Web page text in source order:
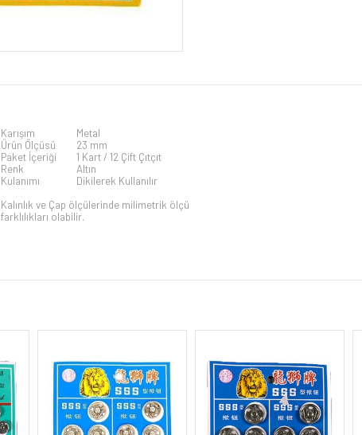
Karışım
Metal
Ürün Ölçüsü
23 mm
Paket İçeriği
1 Kart / 12 Çift Çıtçıt
Renk
Altın
Kulanımı
Dikilerek Kullanılır
Kalınlık ve Çap ölçülerinde milimetrik ölçü
farklılıkları olabilir.